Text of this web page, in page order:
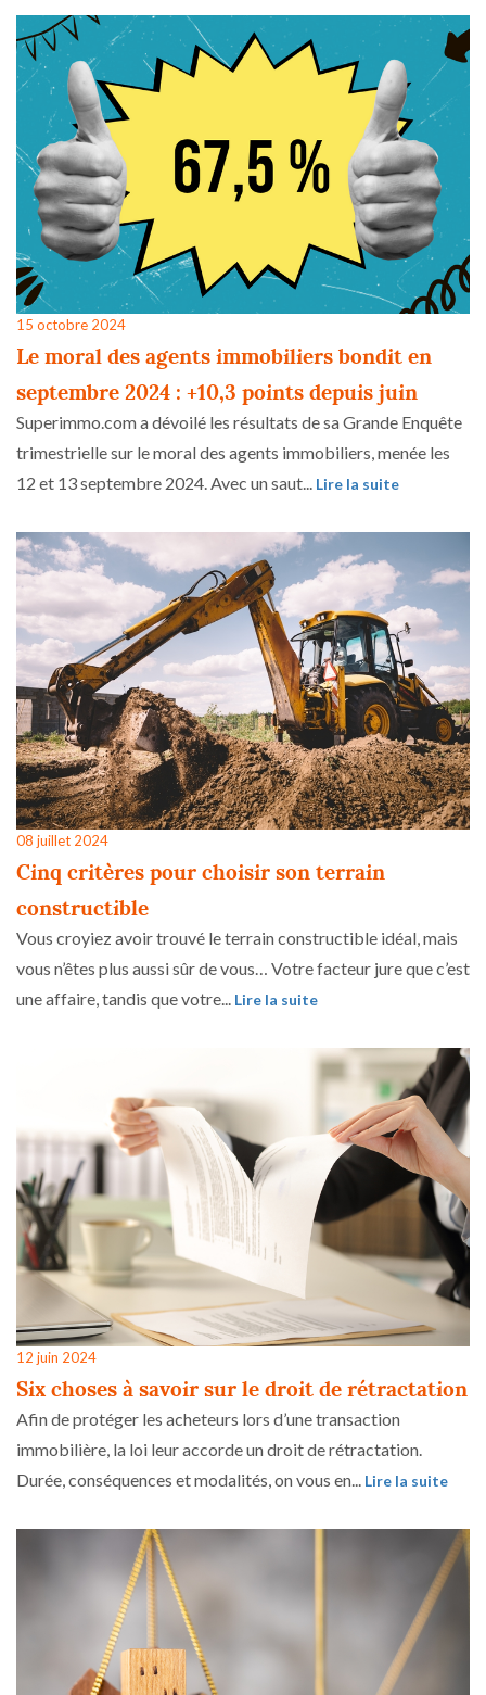
15 octobre 2024
Le moral des agents immobiliers bondit en
septembre 2024 : +10,3 points depuis juin
Superimmo.com a dévoilé les résultats de sa Grande Enquête
trimestrielle sur le moral des agents immobiliers, menée les
12 et 13 septembre 2024. Avec un saut...
Lire la suite
08 juillet 2024
Cinq critères pour choisir son terrain
constructible
Vous croyiez avoir trouvé le terrain constructible idéal, mais
vous n’êtes plus aussi sûr de vous… Votre facteur jure que c’est
une affaire, tandis que votre... Lire la suite
12 juin 2024
Six choses à savoir sur le droit de rétractation
Afin de protéger les acheteurs lors d’une transaction
immobilière, la loi leur accorde un droit de rétractation.
Durée, conséquences et modalités, on vous en... Lire la suite